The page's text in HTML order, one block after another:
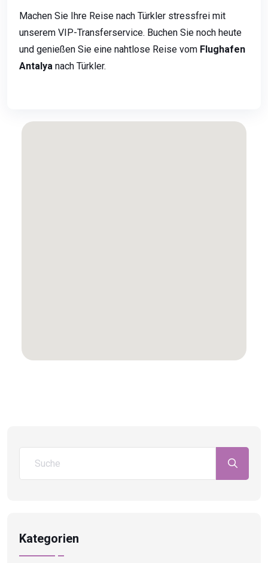
Machen Sie Ihre Reise nach Türkler stressfrei mit
unserem VIP-Transferservice. Buchen Sie noch heute
und genießen Sie eine nahtlose Reise vom Flughafen
Antalya nach Türkler.
Kategorien